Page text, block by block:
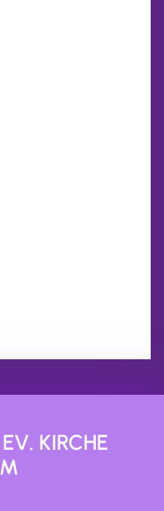
KIRCHE